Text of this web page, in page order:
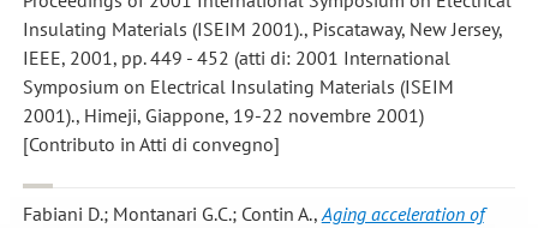
Insulating Materials (ISEIM 2001)., Piscataway, New Jersey,
IEEE, 2001, pp. 449 - 452 (atti di: 2001 International
Symposium on Electrical Insulating Materials (ISEIM
2001)., Himeji, Giappone, 19-22 novembre 2001)
[Contributo in Atti di convegno]
Fabiani D.; Montanari G.C.; Contin A.,Aging acceleration of